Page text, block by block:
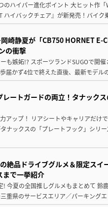
ハイパー進化ポイント 大ヒット作
ハイバックチェア』が新発売！バイ
岡崎静夏が「CB750 HORNET
の衝撃
も嫉妬!? スポーツランドSUGOで開
届かず4位で終えた直後、最新モデ
レートガードの両立！タナック
アップ！ リアシートやキャリアだけ
ナックスの「プレートフック」シリ
絶品ドライブグルメ＆限定ス
まで一挙紹介
! 今夏の全国推しグルメもまとめて 鈴
重県のサービスエリア／パーキング